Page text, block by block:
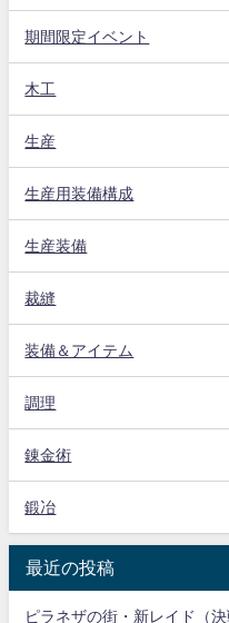
期間限定イベント
木工
生産
生産用装備構成
生産装備
裁縫
装備＆アイテム
調理
錬金術
鍛冶
最近の投稿
ピラネザの街・新レイド（決